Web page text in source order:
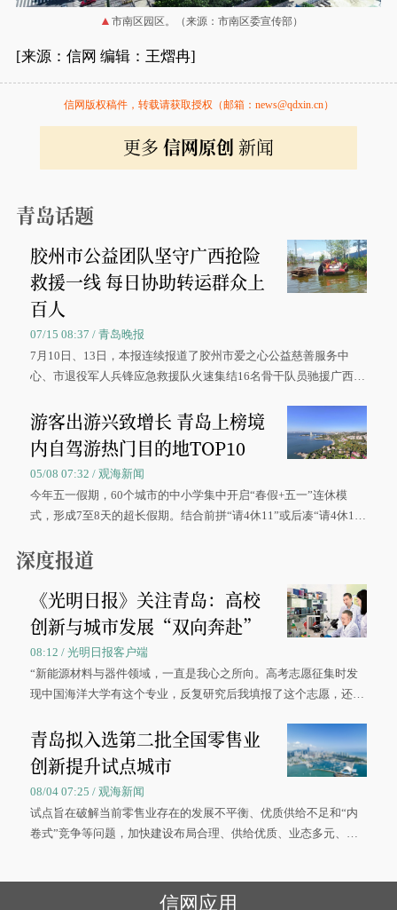
市南区园区。（来源：市南区委宣传部）
[来源：信网 编辑：王熠冉]
信网版权稿件，转载请获取授权（邮箱：news@qdxin.cn）
更多 信网原创 新闻
青岛话题
胶州市公益团队坚守广西抢险
救援一线 每日协助转运群众上
百人
07/15 08:37 / 青岛晚报
7月10日、13日，本报连续报道了胶州市爱之心公益慈善服务中
心、市退役军人兵锋应急救援队火速集结16名骨干队员驰援广西灾
游客出游兴致增长 青岛上榜境
内自驾游热门目的地TOP10
05/08 07:32 / 观海新闻
今年五一假期，60个城市的中小学集中开启“春假+五一”连休模
式，形成7至8天的超长假期。结合前拼“请4休11”或后凑“请4休1
深度报道
《光明日报》关注青岛：高校
创新与城市发展“双向奔赴”
08:12 / 光明日报客户端
“新能源材料与器件领域，一直是我心之所向。高考志愿征集时发
现中国海洋大学有这个专业，反复研究后我填报了这个志愿，还真
大学材料科学与工程学院材料类专业的录取通知书。
青岛拟入选第二批全国零售业
创新提升试点城市
08/04 07:25 / 观海新闻
试点旨在破解当前零售业存在的发展不平衡、优质供给不足和“内
卷式”竞争等问题，加快建设布局合理、供给优质、业态多元、智
信网应用